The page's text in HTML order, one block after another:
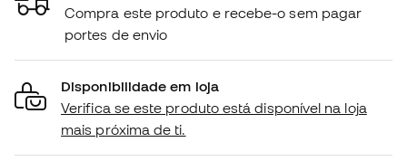
Compra este produto e recebe-o sem pagar
portes de envio
Disponibilidade em loja
Verifica se este produto está disponível na loja
mais próxima de ti.